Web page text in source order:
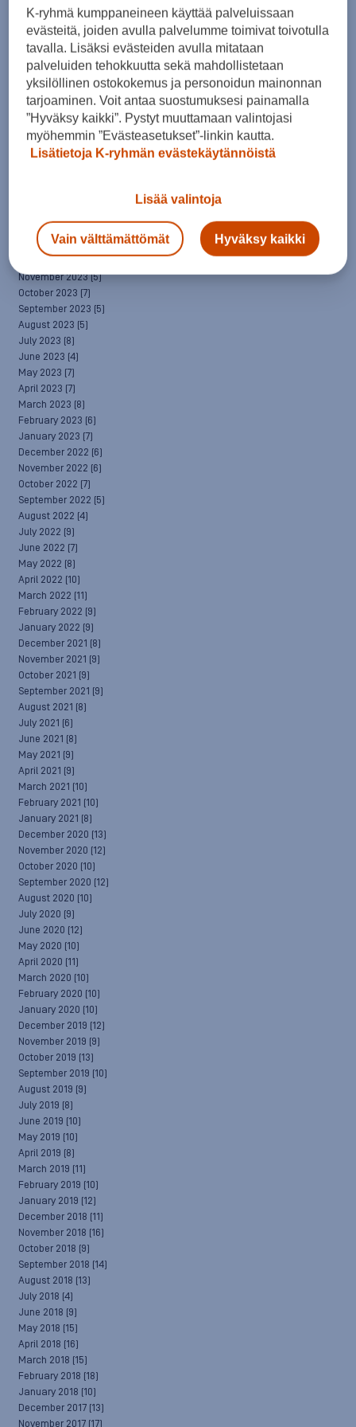
April 2025
(7)
March 2025
February 2025 (6)
January 2025(8)
December 2024(6)
November 2024(10)
October 2024(8)
September 2024(4)
August 2024(6)
July 2024(5)
February 2024
January 2024 (7)
November 2023(5)
October 2023 (7)
September 2023 (5)
August 2023 (5)
July 2023 (8)
June 2023 (4)
May 2023 (7)
April 2023 (7)
March 2023 (8)
February 2023 (6)
January 2023 (7)
December 2022 (6)
November 2022 (6)
October 2022 (7)
September 2022 (5)
August 2022 (4)
July 2022 (9)
June 2022 (7)
May 2022 (8)
April 2022 (10)
March 2022 (11)
February 2022 (9)
January 2022 (9)
December 2021 (8)
November 2021 (9)
October 2021 (9)
September 2021 (9)
August 2021 (8)
July 2021 (6)
June 2021 (8)
May 2021 (9)
April 2021 (9)
March 2021 (10)
February 2021 (10)
January 2021 (8)
December 2020 (13)
November 2020 (12)
October 2020 (10)
September 2020 (12)
August 2020 (10)
July 2020 (9)
June 2020 (12)
May 2020 (10)
April 2020 (11)
March 2020 (10)
February 2020 (10)
January 2020 (10)
December 2019 (12)
November 2019 (9)
October 2019 (13)
September 2019 (10)
August 2019 (9)
July 2019 (8)
June 2019 (10)
May 2019 (10)
April 2019 (8)
March 2019 (11)
February 2019 (10)
January 2019 (12)
December 2018 (11)
November 2018 (16)
October 2018 (9)
September 2018 (14)
August 2018 (13)
July 2018 (4)
June 2018 (9)
May 2018 (15)
April 2018 (16)
March 2018 (15)
February 2018 (18)
January 2018 (10)
December 2017 (13)
November 2017 (17)
K-ryhmä kumppaneineen käyttää palveluissaan
evästeitä, joiden avulla palvelumme toimivat toivotulla
tavalla. Lisäksi evästeiden avulla mitataan
palveluiden tehokkuutta sekä mahdollistetaan
yksilöllinen ostokokemus ja personoidun mainonnan
tarjoaminen. Voit antaa suostumuksesi painamalla
”Hyväksy kaikki”. Pystyt muuttamaan valintojasi
myöhemmin ”Evästeasetukset”-linkin kautta.
Lisätietoja K-ryhmän evästekäytännöistä
Lisää valintoja
Vain välttämättömät Hyväksy kaikki